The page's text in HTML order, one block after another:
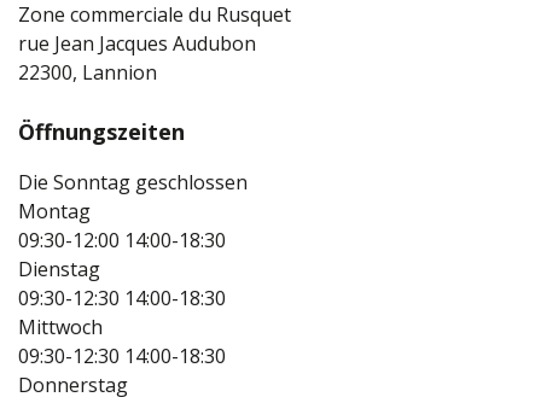
Zone commerciale du Rusquet
rue Jean Jacques Audubon
22300, Lannion
Öffnungszeiten
Die Sonntag geschlossen
Montag
09:30-12:00 14:00-18:30
Dienstag
09:30-12:30 14:00-18:30
Mittwoch
09:30-12:30 14:00-18:30
Donnerstag